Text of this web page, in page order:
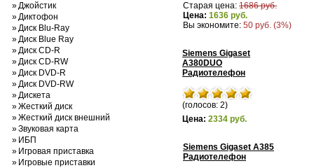
»Джойстик
»Диктофон
»Диск Blu-Ray
»Диск Blue Ray
»Диск CD-R
»Диск CD-RW
»Диск DVD-R
»Диск DVD-RW
»Дискета
»Жесткий диск
»Жесткий диск внешний
»Звуковая карта
» ИБП
» Игровая приставка
» Игровые приставки
Старая цена: 1686 руб.
Цена: 1636 руб.
Вы экономите: 50 руб. (3%)
Siemens Gigaset
A380DUO
Радиотелефон
(голосов: 2)
Цена: 2334 руб.
Siemens Gigaset A385
Радиотелефон